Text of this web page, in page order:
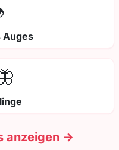
Auges
anzeigen →